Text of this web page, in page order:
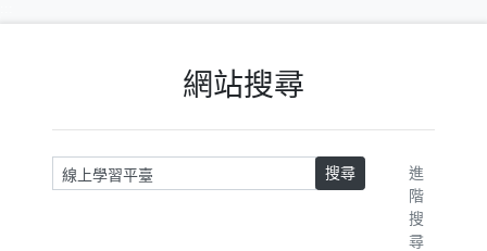
網站搜尋
請輸入關鍵字 搜尋
進
階
搜
尋